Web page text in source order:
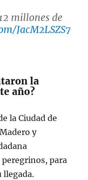
millones de
JacM2LSZS7
la
año?
la Ciudad de
y
para
llegada.